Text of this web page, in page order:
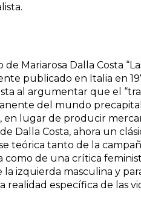
Mariarosa Dalla Costa
publicado en Italia en
al argumentar que el
del mundo
lugar de producir
Dalla Costa, ahora un
teórica tanto de la
como de una crítica
la izquierda masculina y
realidad específica de las